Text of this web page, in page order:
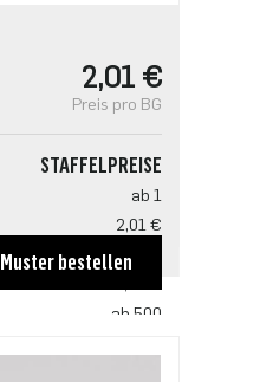
2,01 €
Preis pro BG
STAFFELPREISE
ab 1
2,01 €
ab 100
ab 500
Muster bestellen